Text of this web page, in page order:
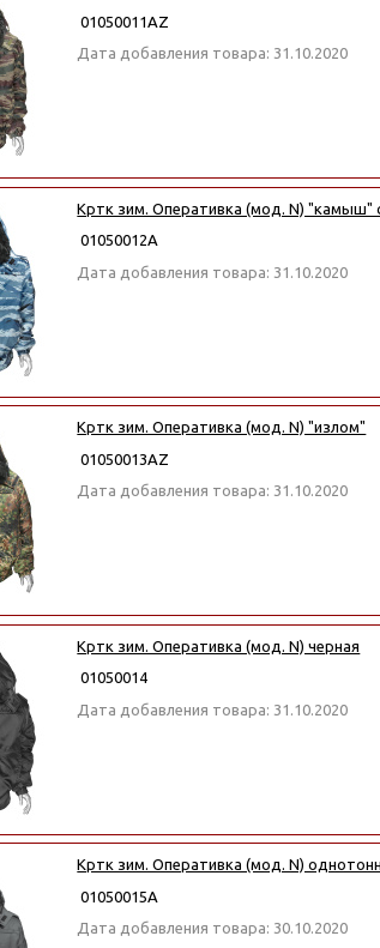
01050011АZ
Дата добавления товара: 31.10.2020
Кртк зим. Оперативка (мод. N) "камыш"
01050012А
Дата добавления товара: 31.10.2020
Кртк зим. Оперативка (мод. N) "излом"
01050013АZ
Дата добавления товара: 31.10.2020
Кртк зим. Оперативка (мод. N) черная
01050014
Дата добавления товара: 31.10.2020
Кртк зим. Оперативка (мод. N)
01050015А
Дата добавления товара: 30.10.2020